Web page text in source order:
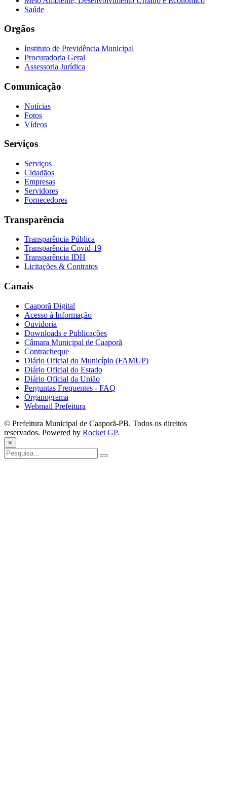
Saúde
Orgãos
Instituto de Previdência Municipal
Procuradoria Geral
Assessoria Jurídica
Comunicação
Notícias
Fotos
Vídeos
Serviços
Serviços
Cidadãos
Empresas
Servidores
Fornecedores
Transparência
Transparência Pública
Transparência Covid-19
Transparência IDH
Licitações & Contratos
Canais
Caaporã Digital
Acesso à Informação
Ouvidoria
Downloads e Publicações
Câmara Municipal de Caaporã
Contracheque
Diário Oficial do Município (FAMUP)
Diário Oficial do Estado
Diário Oficial da União
Perguntas Frequentes - FAQ
Organograma
Webmail Prefeitura
© Prefeitura Municipal de Caaporã-PB. Todos os direitos
reservados. Powered by Rocket GP.
×